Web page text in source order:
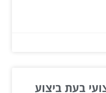
בעת ביצוע